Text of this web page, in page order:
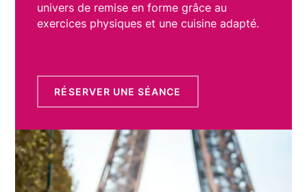
univers de remise en forme grâce au
exercices physiques et une cuisine adapté.
RÉSERVER UNE SÉANCE